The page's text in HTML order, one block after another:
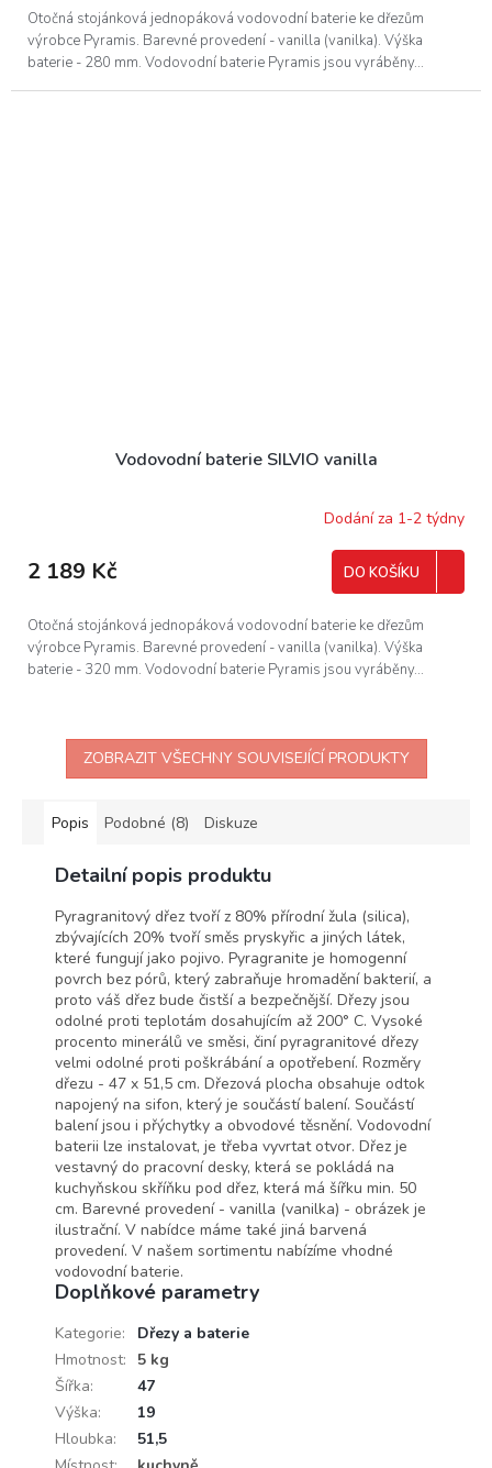
Otočná stojánková jednopáková vodovodní baterie ke dřezům
výrobce Pyramis. Barevné provedení - vanilla (vanilka). Výška
baterie - 280 mm. Vodovodní baterie Pyramis jsou vyráběny...
Vodovodní baterie SILVIO vanilla
Dodání za 1-2 týdny
2 189 Kč DO KOŠÍKU
Otočná stojánková jednopáková vodovodní baterie ke dřezům
výrobce Pyramis. Barevné provedení - vanilla (vanilka). Výška
baterie - 320 mm. Vodovodní baterie Pyramis jsou vyráběny...
ZOBRAZIT VŠECHNY SOUVISEJÍCÍ PRODUKTY
Popis Podobné (8) Diskuze
Detailní popis produktu
Pyragranitový dřez tvoří z 80% přírodní žula (silica),
zbývajících 20% tvoří směs pryskyřic a jiných látek,
které fungují jako pojivo. Pyragranite je homogenní
povrch bez pórů, který zabraňuje hromadění bakterií, a
proto váš dřez bude čistší a bezpečnější. Dřezy jsou
odolné proti teplotám dosahujícím až 200° C. Vysoké
procento minerálů ve směsi, činí pyragranitové dřezy
velmi odolné proti poškrábání a opotřebení. Rozměry
dřezu - 47 x 51,5 cm. Dřezová plocha obsahuje odtok
napojený na sifon, který je součástí balení. Součástí
balení jsou i přýchytky a obvodové těsnění. Vodovodní
baterii lze instalovat, je třeba vyvrtat otvor. Dřez je
vestavný do pracovní desky, která se pokládá na
kuchyňskou skříňku pod dřez, která má šířku min. 50
cm. Barevné provedení - vanilla (vanilka) - obrázek je
ilustrační. V nabídce máme také jiná barvená
provedení. V našem sortimentu nabízíme vhodné
vodovodní baterie.
Doplňkové parametry
Kategorie:
Dřezy a baterie
Hmotnost:
5 kg
Šířka:
47
Výška:
19
Hloubka:
51,5